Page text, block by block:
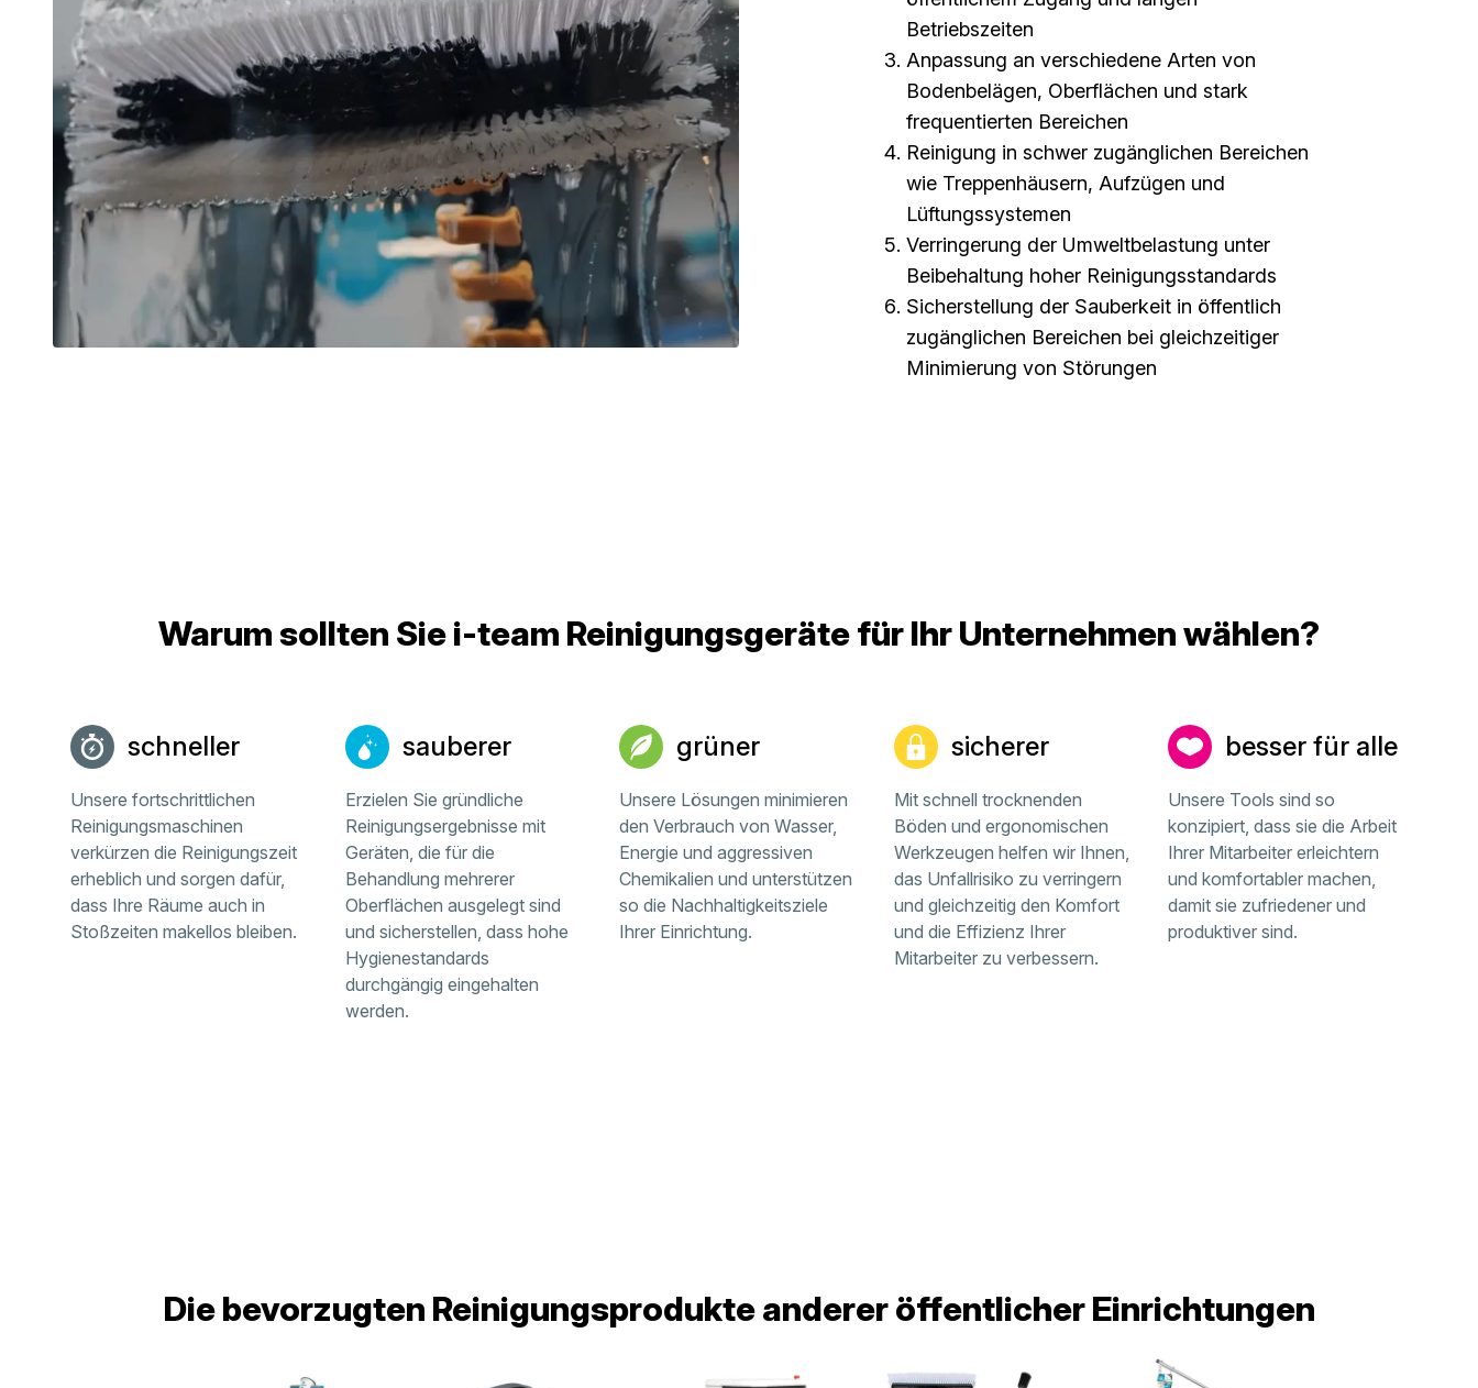
Betriebszeiten
Anpassung an verschiedene Arten von
Bodenbelägen, Oberflächen und stark
frequentierten Bereichen
Reinigung in schwer zugänglichen Bereichen
wie Treppenhäusern, Aufzügen und
Lüftungssystemen
Verringerung der Umweltbelastung unter
Beibehaltung hoher Reinigungsstandards
Sicherstellung der Sauberkeit in öffentlich
zugänglichen Bereichen bei gleichzeitiger
Minimierung von Störungen
Warum sollten Sie i-team Reinigungsgeräte für Ihr Unternehmen wählen?
schneller
Unsere fortschrittlichen
Reinigungsmaschinen
verkürzen die Reinigungszeit
erheblich und sorgen dafür,
dass Ihre Räume auch in
Stoßzeiten makellos bleiben.
sauberer
Erzielen Sie gründliche
Reinigungsergebnisse mit
Geräten, die für die
Behandlung mehrerer
Oberflächen ausgelegt sind
und sicherstellen, dass hohe
Hygienestandards
durchgängig eingehalten
werden.
grüner
Unsere Lösungen minimieren
den Verbrauch von Wasser,
Energie und aggressiven
Chemikalien und unterstützen
so die Nachhaltigkeitsziele
Ihrer Einrichtung.
sicherer
Mit schnell trocknenden
Böden und ergonomischen
Werkzeugen helfen wir Ihnen,
das Unfallrisiko zu verringern
und gleichzeitig den Komfort
und die Effizienz Ihrer
Mitarbeiter zu verbessern.
besser für alle
Unsere Tools sind so
konzipiert, dass sie die Arbeit
Ihrer Mitarbeiter erleichtern
und komfortabler machen,
damit sie zufriedener und
produktiver sind.
Die bevorzugten Reinigungsprodukte anderer öffentlicher Einrichtungen